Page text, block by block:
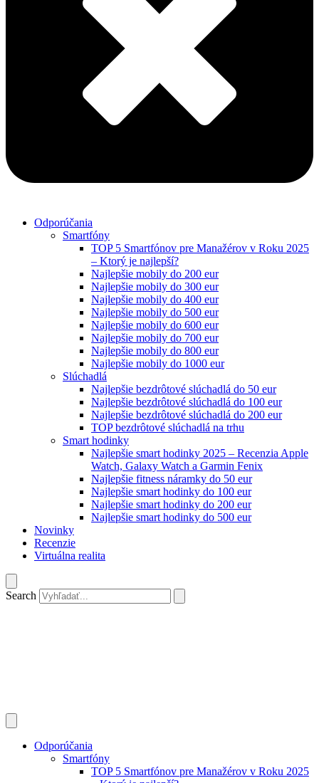
Odporúčania
Smartfóny
TOP 5 Smartfónov pre Manažérov v Roku 2025
– Ktorý je najlepší?
Najlepšie mobily do 200 eur
Najlepšie mobily do 300 eur
Najlepšie mobily do 400 eur
Najlepšie mobily do 500 eur
Najlepšie mobily do 600 eur
Najlepšie mobily do 700 eur
Najlepšie mobily do 800 eur
Najlepšie mobily do 1000 eur
Slúchadlá
Najlepšie bezdrôtové slúchadlá do 50 eur
Najlepšie bezdrôtové slúchadlá do 100 eur
Najlepšie bezdrôtové slúchadlá do 200 eur
TOP bezdrôtové slúchadlá na trhu
Smart hodinky
Najlepšie smart hodinky 2025 – Recenzia Apple
Watch, Galaxy Watch a Garmin Fenix
Najlepšie fitness náramky do 50 eur
Najlepšie smart hodinky do 100 eur
Najlepšie smart hodinky do 200 eur
Najlepšie smart hodinky do 500 eur
Novinky
Recenzie
Virtuálna realita
Search
Odporúčania
Smartfóny
TOP 5 Smartfónov pre Manažérov v Roku 2025